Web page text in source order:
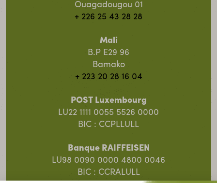
Ouagadougou 01
+ 226 25 43 28 28
Mali
B.P E29 96
Bamako
+ 223 20 28 16 04
POST Luxembourg
LU22 1111 0055 5526 0000
BIC : CCPLLULL
Banque RAIFFEISEN
LU98 0090 0000 4800 0046
BIC : CCRALULL